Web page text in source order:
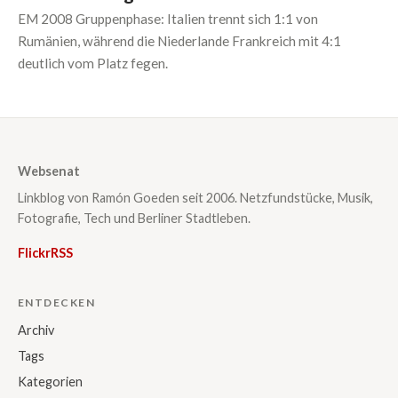
EM 2008 Gruppenphase: Italien trennt sich 1:1 von
Rumänien, während die Niederlande Frankreich mit 4:1
deutlich vom Platz fegen.
Websenat
Linkblog von Ramón Goeden seit 2006. Netzfundstücke, Musik,
Fotografie, Tech und Berliner Stadtleben.
FlickrRSS
ENTDECKEN
Archiv
Tags
Kategorien